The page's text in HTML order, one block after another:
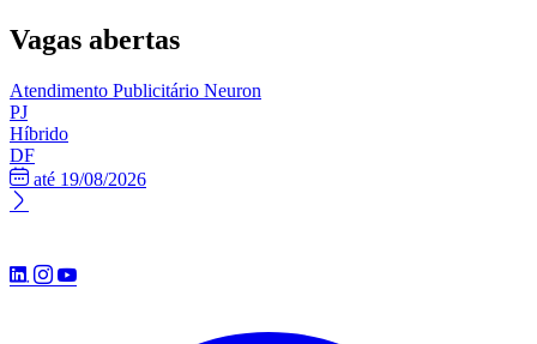
Vagas abertas
Atendimento Publicitário Neuron
PJ
Híbrido
DF
até 19/08/2026